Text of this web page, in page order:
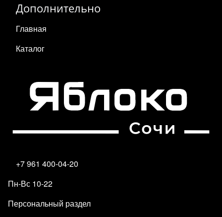
Дополнительно
Главная
Каталог
+7 961 400-04-20
Пн-Вс 10-22
Персональный раздел